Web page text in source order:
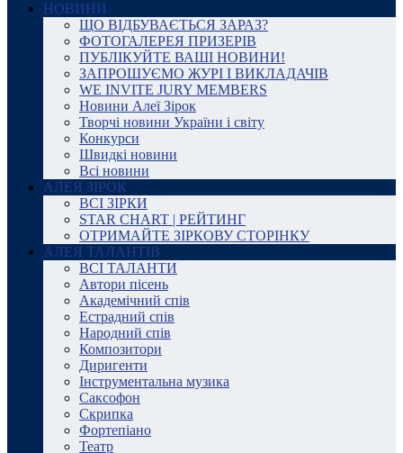
НОВИНИ
ЩО ВІДБУВАЄТЬСЯ ЗАРАЗ?
ФОТОГАЛЕРЕЯ ПРИЗЕРІВ
ПУБЛІКУЙТЕ ВАШІ НОВИНИ!
ЗАПРОШУЄМО ЖУРІ І ВИКЛАДАЧІВ
WE INVITE JURY MEMBERS
Новини Алеї Зірок
Творчі новини України і світу
Конкурси
Швидкі новини
Всі новини
АЛЕЯ ЗІРОК
ВСІ ЗІРКИ
STAR CHART | РЕЙТИНГ
ОТРИМАЙТЕ ЗІРКОВУ СТОРІНКУ
АЛЕЯ ТАЛАНТІВ
ВСІ ТАЛАНТИ
Автори пісень
Академічний спів
Естрадний спів
Народний спів
Композитори
Диригенти
Інструментальна музика
Саксофон
Скрипка
Фортепіано
Театр